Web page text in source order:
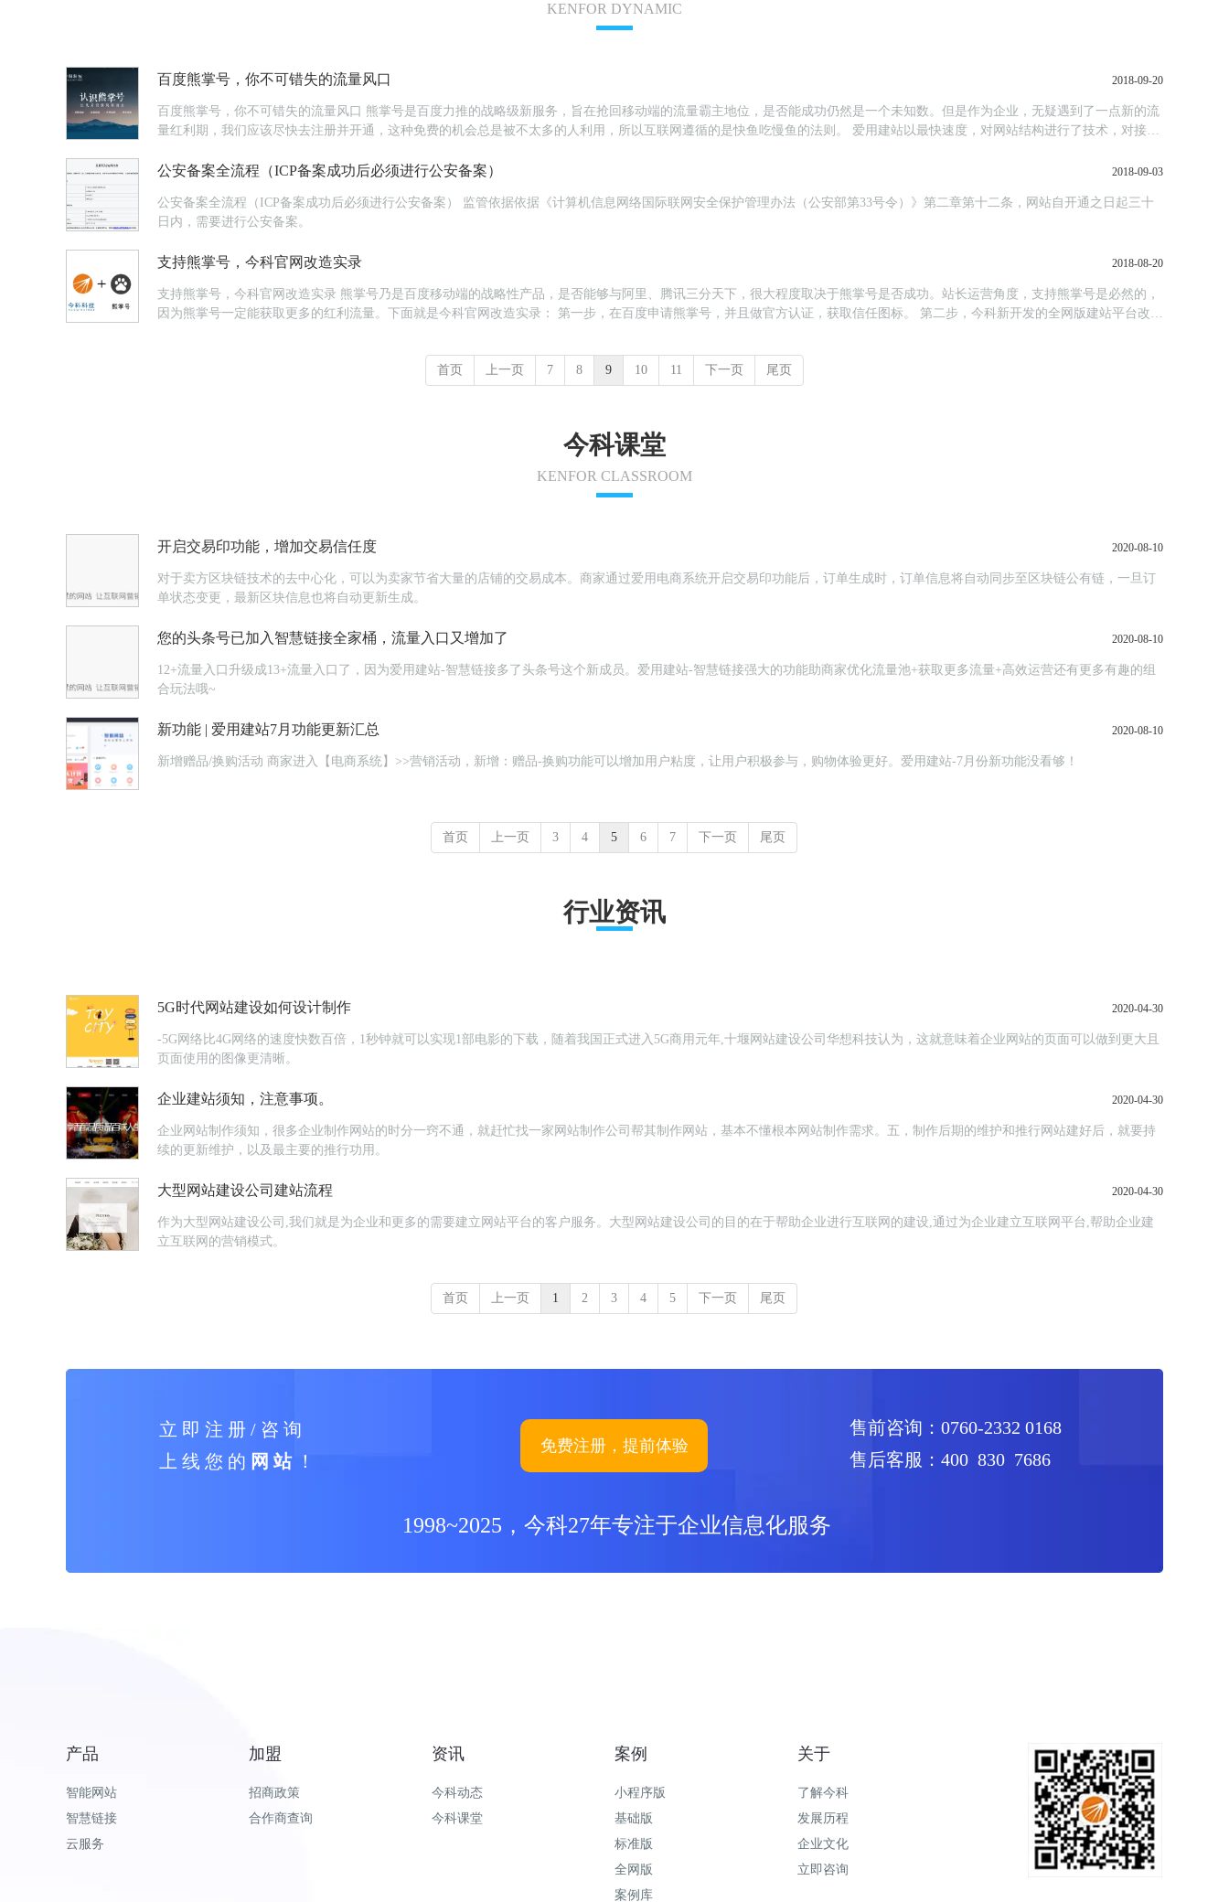
KENFOR DYNAMIC
百度熊掌号，你不可错失的流量风口 2018-09-20
百度熊掌号，你不可错失的流量风口 熊掌号是百度力推的战略级新服务，旨在抢回移动端的流量霸主地位，是否能成功仍然是一个未知数。但是作为企业，无疑遇到了一点新的流
量红利期，我们应该尽快去注册并开通，这种免费的机会总是被不太多的人利用，所以互联网遵循的是快鱼吃慢鱼的法则。 爱用建站以最快速度，对网站结构进行了技术，对接好
公安备案全流程（ICP备案成功后必须进行公安备案） 2018-09-03
公安备案全流程（ICP备案成功后必须进行公安备案） 监管依据依据《计算机信息网络国际联网安全保护管理办法（公安部第33号令）》第二章第十二条，网站自开通之日起三十
日内，需要进行公安备案。
支持熊掌号，今科官网改造实录 2018-08-20
支持熊掌号，今科官网改造实录 熊掌号乃是百度移动端的战略性产品，是否能够与阿里、腾讯三分天下，很大程度取决于熊掌号是否成功。站长运营角度，支持熊掌号是必然的，
因为熊掌号一定能获取更多的红利流量。下面就是今科官网改造实录： 第一步，在百度申请熊掌号，并且做官方认证，获取信任图标。 第二步，今科新开发的全网版建站平台改造
首页 上一页 7 8 9 10 11 下一页 尾页
今科课堂
KENFOR CLASSROOM
开启交易印功能，增加交易信任度 2020-08-10
对于卖方区块链技术的去中心化，可以为卖家节省大量的店铺的交易成本。商家通过爱用电商系统开启交易印功能后，订单生成时，订单信息将自动同步至区块链公有链，一旦订
单状态变更，最新区块信息也将自动更新生成。
您的头条号已加入智慧链接全家桶，流量入口又增加了 2020-08-10
12+流量入口升级成13+流量入口了，因为爱用建站-智慧链接多了头条号这个新成员。爱用建站-智慧链接强大的功能助商家优化流量池+获取更多流量+高效运营还有更多有趣的组
合玩法哦~
新功能 | 爱用建站7月功能更新汇总 2020-08-10
新增赠品/换购活动 商家进入【电商系统】>>营销活动，新增：赠品-换购功能可以增加用户粘度，让用户积极参与，购物体验更好。爱用建站-7月份新功能没看够！
首页 上一页 3 4 5 6 7 下一页 尾页
行业资讯
5G时代网站建设如何设计制作 2020-04-30
-5G网络比4G网络的速度快数百倍，1秒钟就可以实现1部电影的下载，随着我国正式进入5G商用元年,十堰网站建设公司华想科技认为，这就意味着企业网站的页面可以做到更大且
页面使用的图像更清晰。
企业建站须知，注意事项。 2020-04-30
企业网站制作须知，很多企业制作网站的时分一窍不通，就赶忙找一家网站制作公司帮其制作网站，基本不懂根本网站制作需求。五，制作后期的维护和推行网站建好后，就要持
续的更新维护，以及最主要的推行功用。
大型网站建设公司建站流程 2020-04-30
作为大型网站建设公司,我们就是为企业和更多的需要建立网站平台的客户服务。大型网站建设公司的目的在于帮助企业进行互联网的建设,通过为企业建立互联网平台,帮助企业建
立互联网的营销模式。
首页 上一页 1 2 3 4 5 下一页 尾页
售前咨询：0760-2332 0168
售后客服：400 830 7686
1998~2025，今科27年专注于企业信息化服务
立 即 注 册 / 咨 询
上 线 您 的 网 站！
免费注册，提前体验
产品
智能网站
智慧链接
云服务
加盟
招商政策
合作商查询
资讯
今科动态
今科课堂
案例
小程序版
基础版
标准版
全网版
案例库
关于
了解今科
发展历程
企业文化
立即咨询